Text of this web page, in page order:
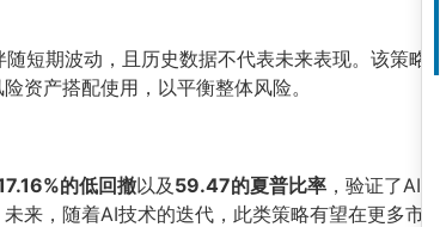
随短期波动，且历史数据不代表未来表现。该策略
资产搭配使用，以平衡整体风险。
的低回撤以及 59.47的夏普比率 ，验证了AI
，随着AI技术的迭代，此类策略有望在更多市